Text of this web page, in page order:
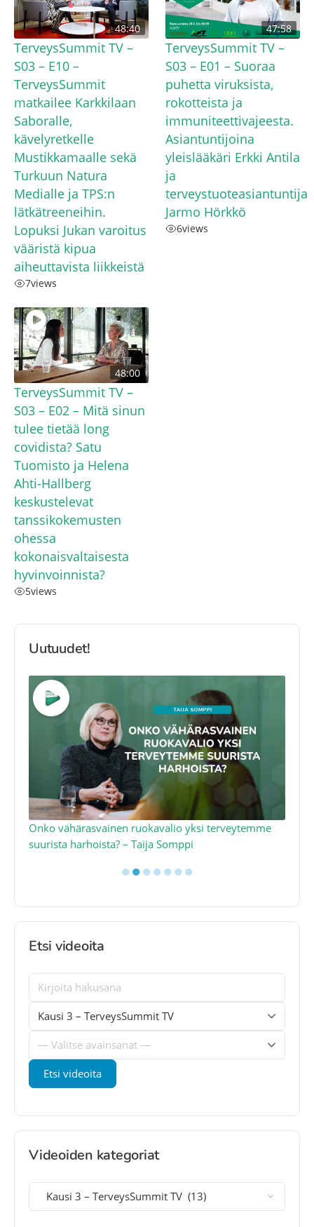
48:40
TerveysSummit TV –
S03 – E10 –
TerveysSummit
matkailee Karkkilaan
Saboralle,
kävelyretkelle
Mustikkamaalle sekä
Turkuun Natura
Medialle ja TPS:n
lätkätreeneihin.
Lopuksi Jukan varoitus
vääristä kipua
aiheuttavista liikkeistä
7views
47:58
TerveysSummit TV –
S03 – E01 – Suoraa
puhetta viruksista,
rokotteista ja
immuniteettivajeesta.
Asiantuntijoina
yleislääkäri Erkki Antila
ja
terveystuoteasiantuntija
Jarmo Hörkkö
6views
48:00
TerveysSummit TV –
S03 – E02 – Mitä sinun
tulee tietää long
covidista? Satu
Tuomisto ja Helena
Ahti-Hallberg
keskustelevat
tanssikokemusten
ohessa
kokonaisvaltaisesta
hyvinvoinnista?
5views
Uutuudet!
Onko vähärasvainen ruokavalio yksi terveytemme
suurista harhoista? – Taija Somppi
●●●●●●●
Etsi videoita
Videoiden kategoriat